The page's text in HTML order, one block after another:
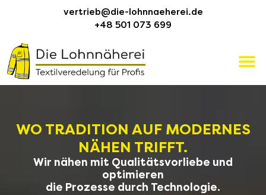
vertrieb@die-lohnnaeherei.de
+48 501 073 699
WO TRADITION AUF MODERNES
NÄHEN TRIFFT.
Wir nähen mit Qualitätsvorliebe und
optimieren
die Prozesse durch Technologie.